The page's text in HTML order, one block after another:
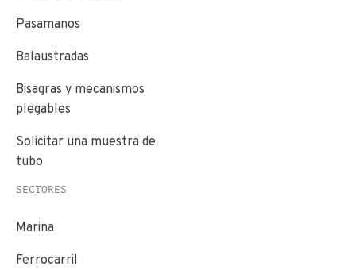
Pasamanos
Balaustradas
Bisagras y mecanismos
plegables
Solicitar una muestra de
tubo
SECTORES
Marina
Ferrocarril